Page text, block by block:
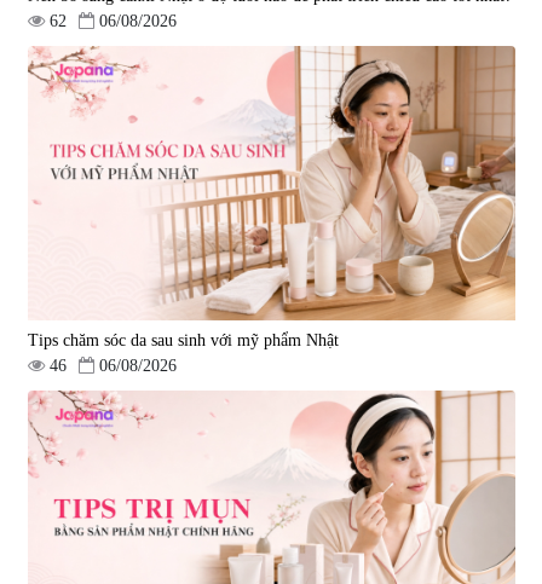
62
06/08/2026
Tips chăm sóc da sau sinh với mỹ phẩm Nhật
46
06/08/2026